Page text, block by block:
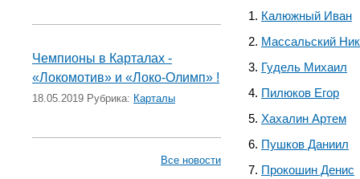
Чемпионы в Карталах -
«Локомотив» и «Локо-Олимп» !
18.05.2019 Рубрика: Карталы
Все новости
Калюжный Иван
Массальский
Гудель Михаил
Пилюков Егор
Хахалин Артем
Пушков Даниил
Прокошин Денис